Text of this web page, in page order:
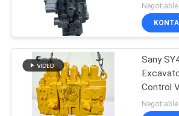
Sany
Control
High